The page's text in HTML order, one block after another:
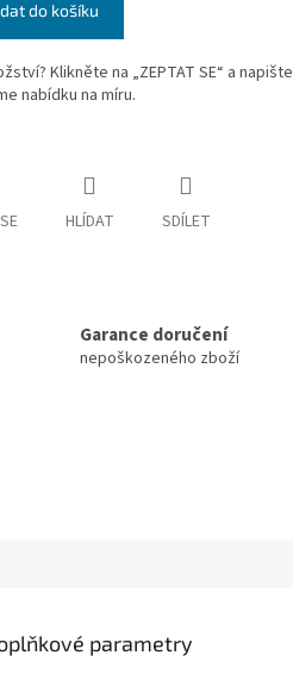
do košíku
Klikněte na „ZEPTAT SE“ a napište
nabídku na míru.
HLÍDAT SDÍLET
Garance doručení
nepoškozeného zboží
parametry